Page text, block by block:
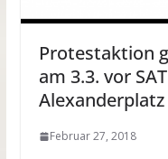
Protestaktion
am 3.3. vor
Alexanderplatz
Februar 27, 2018